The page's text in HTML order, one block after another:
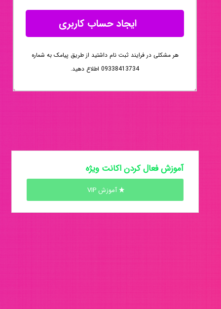
ایجاد حساب کاربری
هر مشکلی در فرایند ثبت نام داشتید از طریق پیامک به شماره
09338413734 اطلاع دهید.
آموزش فعال کردن اکانت ویژه
آموزش VIP